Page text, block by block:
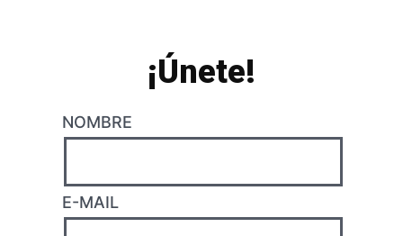
¡Únete!
NOMBRE
E-MAIL